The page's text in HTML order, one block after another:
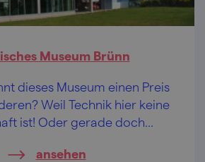
Museum Brünn
dieses Museum einen Preis
Weil Technik hier keine
ist! Oder gerade doch…
ansehen